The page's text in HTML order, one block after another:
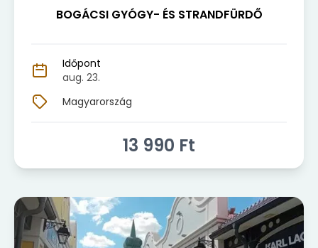
BOGÁCSI GYÓGY- ÉS STRANDFÜRDŐ
Időpont
aug. 23.
Magyarország
13 990 Ft